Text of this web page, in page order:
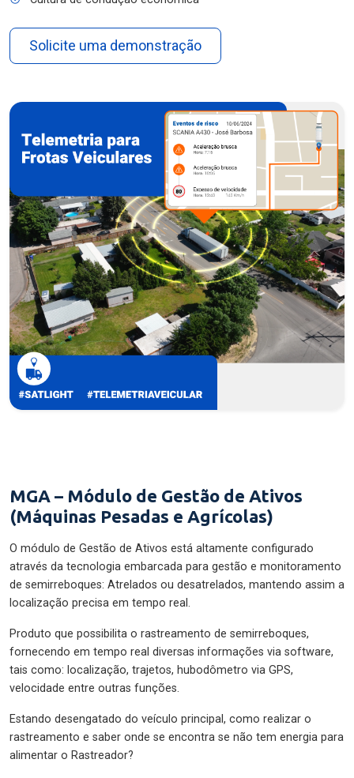
Solicite uma demonstração
MGA – Módulo de Gestão de Ativos
(Máquinas Pesadas e Agrícolas)
O módulo de Gestão de Ativos está altamente configurado
através da tecnologia embarcada para gestão e monitoramento
de semirreboques: Atrelados ou desatrelados, mantendo assim a
localização precisa em tempo real.
Produto que possibilita o rastreamento de semirreboques,
fornecendo em tempo real diversas informações via software,
tais como: localização, trajetos, hubodômetro via GPS,
velocidade entre outras funções.
Estando desengatado do veículo principal, como realizar o
rastreamento e saber onde se encontra se não tem energia para
alimentar o Rastreador?